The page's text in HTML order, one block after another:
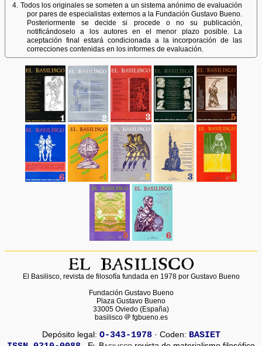
4. Todos los originales se someten a un sistema anónimo de evaluación
por pares de especialistas externos a la Fundación Gustavo Bueno.
Posteriormente se decide si procede o no su publicación,
notificándoselo a los autores en el menor plazo posible. La
aceptación final estará condicionada a la incorporación de las
correcciones contenidas en los informes de evaluación.
El Basilisco, revista de filosofía fundada en 1978 por Gustavo Bueno
Fundación Gustavo Bueno
Plaza Gustavo Bueno
33005 Oviedo (España)
basilisco
fgbueno.es
Depósito legal: O-343-1978· Coden: BASIET